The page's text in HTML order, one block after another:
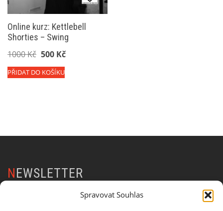
Spravovat Souhlas
Online kurz: Kettlebell
Shorties – Swing
1000Kč Původní
cena
byla:
500 KčAktuální
PŘIDAT DO KOŠÍKU
NEWSLETTER